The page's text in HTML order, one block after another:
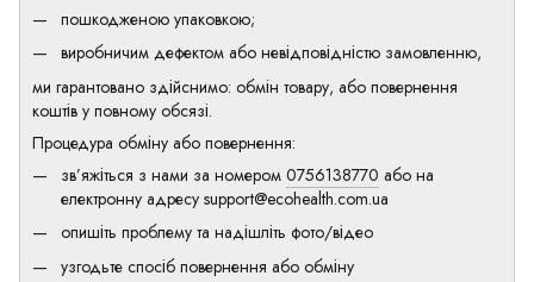
пошкодженою упаковкою;
виробничим дефектом або невідповідністю замовленню,
ми гарантовано здійснимо: обмін товару, або повернення
коштів у повному обсязі.
Процедура обміну або повернення:
зв’яжіться з нами за номером 0756138770 або на
електронну адресу support@ecohealth.com.ua
опишіть проблему та надішліть фото/відео
узгодьте спосіб повернення або обміну